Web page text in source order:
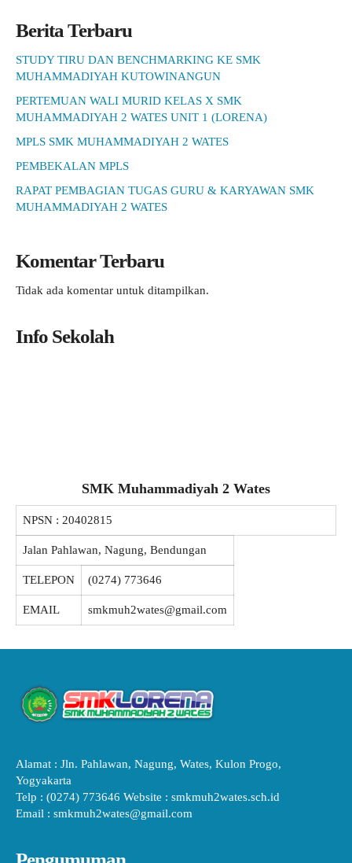
Berita Terbaru
STUDY TIRU DAN BENCHMARKING KE SMK
MUHAMMADIYAH KUTOWINANGUN
PERTEMUAN WALI MURID KELAS X SMK
MUHAMMADIYAH 2 WATES UNIT 1 (LORENA)
MPLS SMK MUHAMMADIYAH 2 WATES
PEMBEKALAN MPLS
RAPAT PEMBAGIAN TUGAS GURU & KARYAWAN SMK
MUHAMMADIYAH 2 WATES
Komentar Terbaru
Tidak ada komentar untuk ditampilkan.
Info Sekolah
SMK Muhammadiyah 2 Wates
NPSN : 20402815
Jalan Pahlawan, Nagung, Bendungan
TELEPON (0274) 773646
EMAIL smkmuh2wates@gmail.com
Alamat : Jln. Pahlawan, Nagung, Wates, Kulon Progo,
Yogyakarta
Telp : (0274) 773646 Website : smkmuh2wates.sch.id
Email : smkmuh2wates@gmail.com